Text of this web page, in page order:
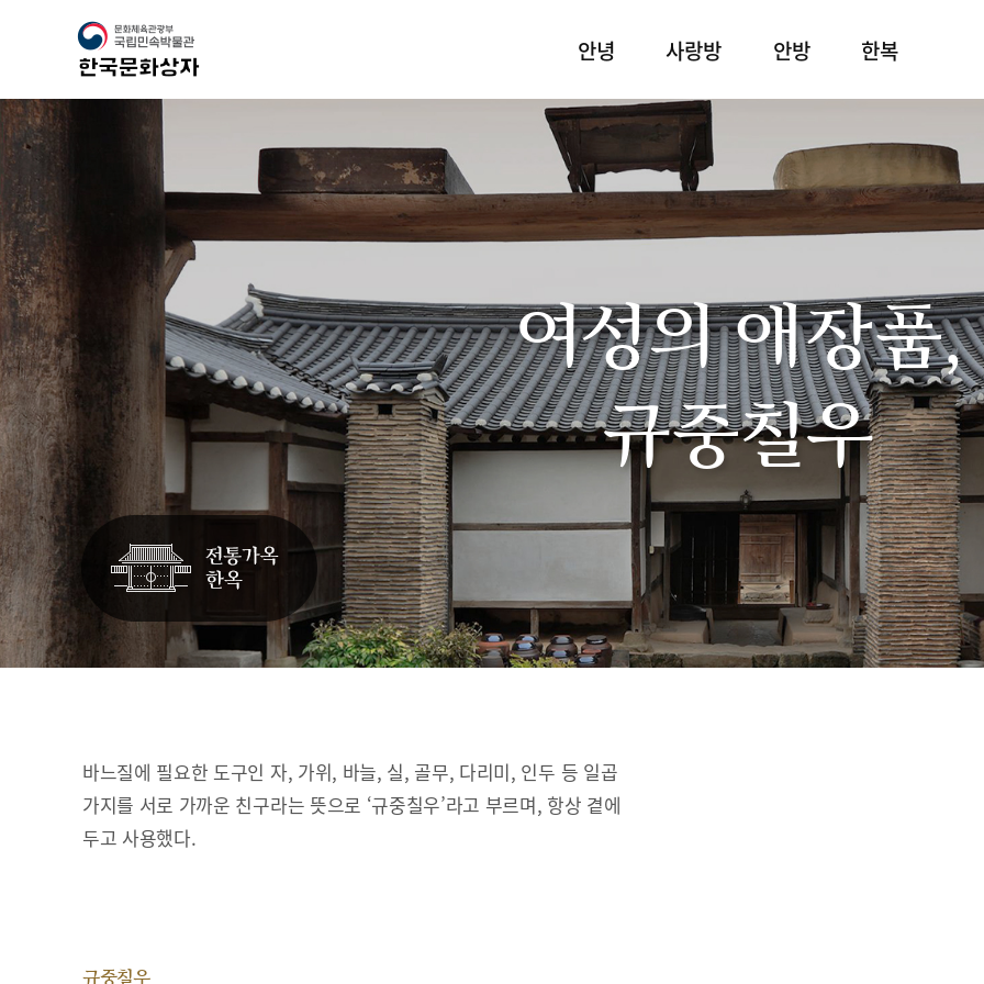
안녕 사랑방 안방 한복
여성의 애장품,
규중칠우
바느질에 필요한 도구인 자, 가위, 바늘, 실, 골무, 다리미, 인두 등 일곱
가지를 서로 가까운 친구라는 뜻으로 ‘규중칠우’라고 부르며, 항상 곁에
두고 사용했다.
규중칠우